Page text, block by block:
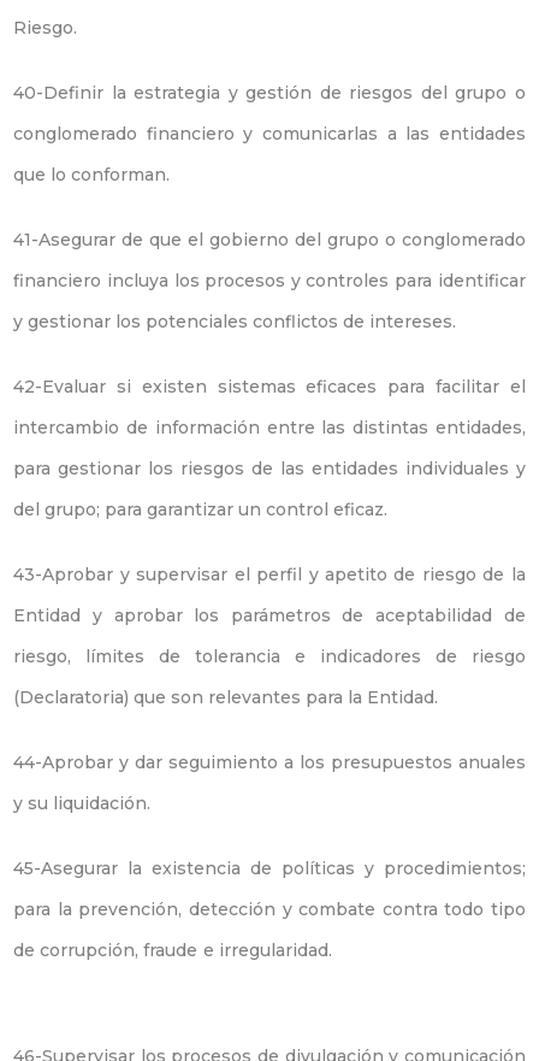
Riesgo.
40-Definir la estrategia y gestión de riesgos del grupo o
conglomerado financiero y comunicarlas a las entidades
que lo conforman.
41-Asegurar de que el gobierno del grupo o conglomerado
financiero incluya los procesos y controles para identificar
y gestionar los potenciales conflictos de intereses.
42-Evaluar si existen sistemas eficaces para facilitar el
intercambio de información entre las distintas entidades,
para gestionar los riesgos de las entidades individuales y
del grupo; para garantizar un control eficaz.
43-Aprobar y supervisar el perfil y apetito de riesgo de la
Entidad y aprobar los parámetros de aceptabilidad de
riesgo, límites de tolerancia e indicadores de riesgo
(Declaratoria) que son relevantes para la Entidad.
44-Aprobar y dar seguimiento a los presupuestos anuales
y su liquidación.
45-Asegurar la existencia de políticas y procedimientos;
para la prevención, detección y combate contra todo tipo
de corrupción, fraude e irregularidad.